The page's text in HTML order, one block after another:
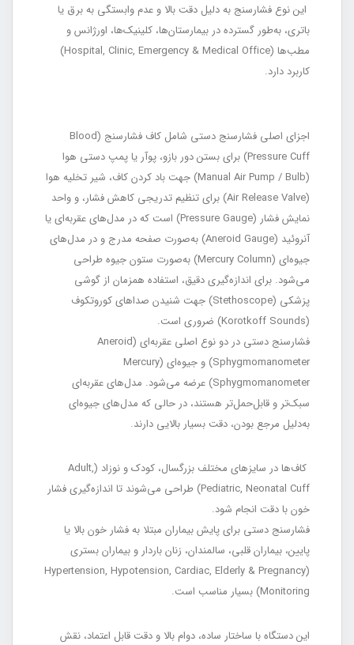
این نوع فشارسنج به دلیل دقت بالا و عدم وابستگی به برق یا
باتری، به‌طور گسترده در بیمارستان‌ها، کلینیک‌ها، اورژانس و
مطب‌ها (Hospital, Clinic, Emergency & Medical Office)
کاربرد دارد.
اجزای اصلی فشارسنج دستی شامل کاف فشارسنج (Blood
Pressure Cuff) برای بستن دور بازو، پوآر یا پمپ دستی هوا
(Manual Air Pump / Bulb) جهت باد کردن کاف، شیر تخلیه هوا
(Air Release Valve) برای تنظیم تدریجی کاهش فشار، و واحد
نمایش فشار (Pressure Gauge) است که در مدل‌های عقربه‌ای یا
آنروئید (Aneroid Gauge) به‌صورت صفحه مدرج و در مدل‌های
جیوه‌ای (Mercury Column) به‌صورت ستون جیوه طراحی
می‌شود. برای اندازه‌گیری دقیق، استفاده همزمان از گوشی
پزشکی (Stethoscope) جهت شنیدن صداهای کوروتکوف
(Korotkoff Sounds) ضروری است.
فشارسنج دستی در دو نوع اصلی عقربه‌ای (Aneroid
Sphygmomanometer) و جیوه‌ای (Mercury
Sphygmomanometer) عرضه می‌شود. مدل‌های عقربه‌ای
سبک‌تر و قابل‌حمل‌تر هستند، در حالی که مدل‌های جیوه‌ای
به‌دلیل مرجع بودن، دقت بسیار بالایی دارند.
کاف‌ها در سایزهای مختلف بزرگسال، کودک و نوزاد (Adult,
Pediatric, Neonatal Cuff) طراحی می‌شوند تا اندازه‌گیری فشار
خون با دقت انجام شود.
فشارسنج دستی برای پایش بیماران مبتلا به فشار خون بالا یا
پایین، بیماران قلبی، سالمندان، زنان باردار و بیماران بستری
(Hypertension, Hypotension, Cardiac, Elderly & Pregnancy
Monitoring) بسیار مناسب است.
این دستگاه با ساختار ساده، دوام بالا و دقت قابل اعتماد، نقش